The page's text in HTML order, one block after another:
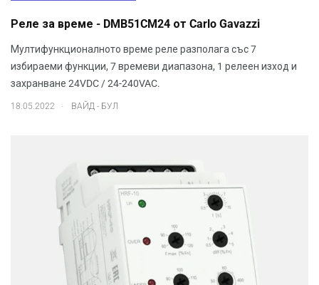
Реле за време - DMB51CM24 от Carlo Gavazzi
Мултифункционалното време реле разполага със 7
избираеми функции, 7 времеви диапазона, 1 релеен изход и
захранване 24VDC / 24-240VAC.
18.05.2022 . ВАЙД - БУЛ